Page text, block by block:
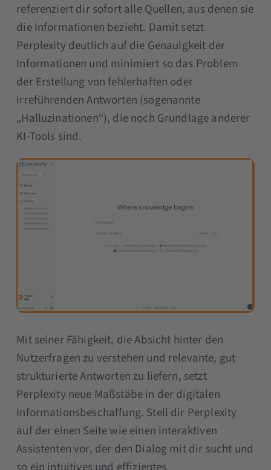
referenziert dir sofort alle Quellen, aus denen sie
die Informationen bezieht. Damit setzt
Perplexity deutlich auf die Genauigkeit der
Informationen und minimiert so das Problem
der Erstellung von fehlerhaften oder
irreführenden Antworten (sogenannte
„Halluzinationen“), die noch Grundlage anderer
KI-Tools sind​​.
Mit seiner Fähigkeit, die Absicht hinter den
Nutzerfragen zu verstehen und relevante, gut
strukturierte Antworten zu liefern, setzt
Perplexity neue Maßstäbe in der digitalen
Informationsbeschaffung. Stell dir Perplexity
auf der einen Seite wie einen interaktiven
Assistenten vor, der den Dialog mit dir sucht und